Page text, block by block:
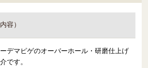
容）
デマピゲのオーバーホール・研磨仕上げ
です。